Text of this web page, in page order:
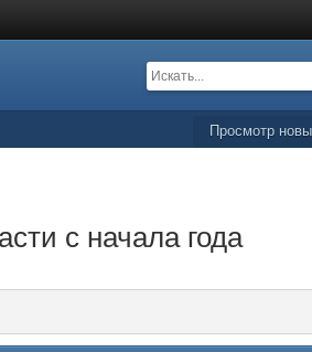
Просмотр
с начала года